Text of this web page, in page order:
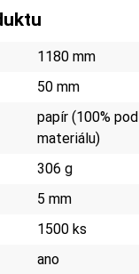
1180 mm
50 mm
papír (100%
materiálu)
306 g
5 mm
1500 ks
ano